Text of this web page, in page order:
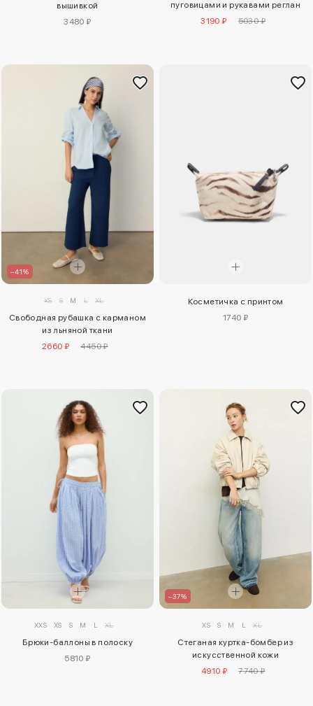
вышивкой
3480 ₽
пуговицами и рукавами реглан
3190 ₽
5030 ₽
–41%
XS S M L XL
Свободная рубашка с карманом
из льняной ткани
2660 ₽
4450 ₽
Косметичка с принтом
1740 ₽
XXS XS S M L XL
Брюки-баллоны в полоску
5810 ₽
–37%
XS S M L XL
Стеганая куртка-бомбер из
искусственной кожи
4910 ₽
7740 ₽